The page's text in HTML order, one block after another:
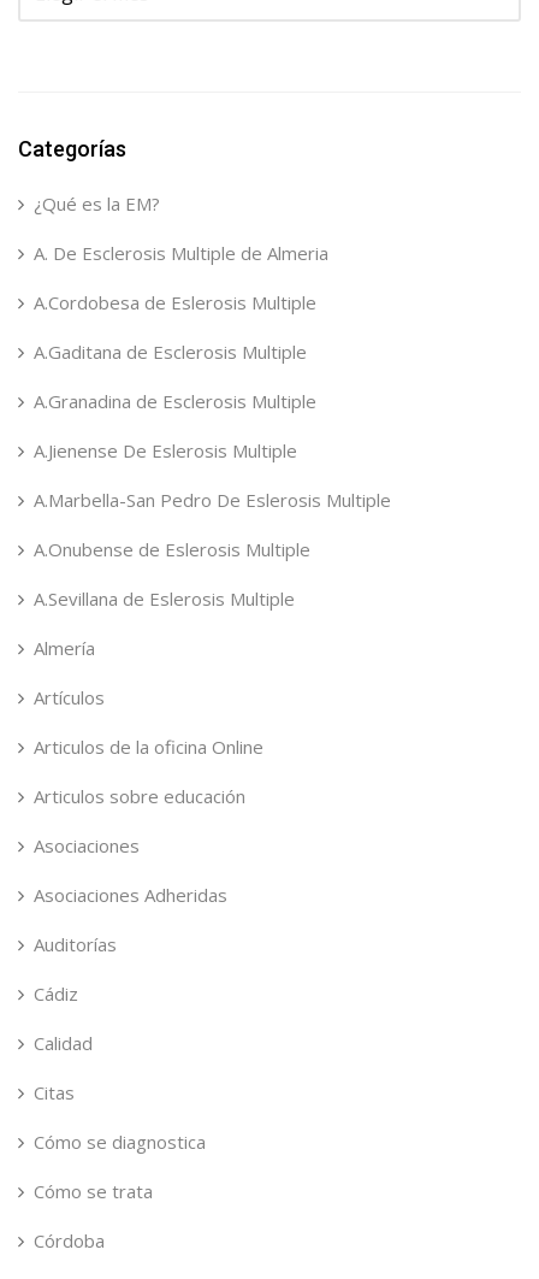
Categorías
¿Qué es la EM?
A. De Esclerosis Multiple de Almeria
A.Cordobesa de Eslerosis Multiple
A.Gaditana de Esclerosis Multiple
A.Granadina de Esclerosis Multiple
A.Jienense De Eslerosis Multiple
A.Marbella-San Pedro De Eslerosis Multiple
A.Onubense de Eslerosis Multiple
A.Sevillana de Eslerosis Multiple
Almería
Artículos
Articulos de la oficina Online
Articulos sobre educación
Asociaciones
Asociaciones Adheridas
Auditorías
Cádiz
Calidad
Citas
Cómo se diagnostica
Cómo se trata
Córdoba